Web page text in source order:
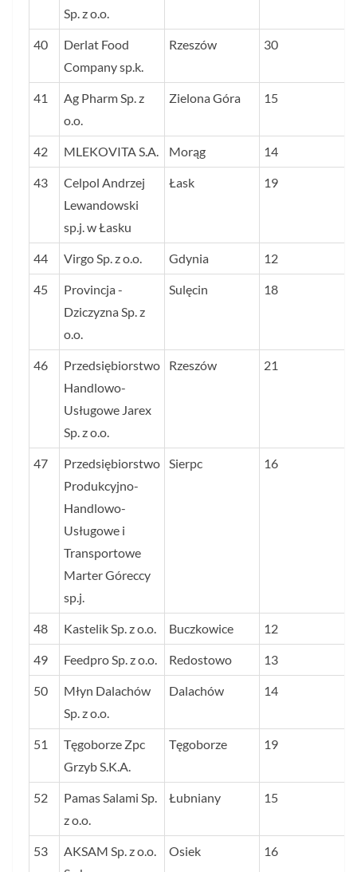
Sp. z o.o.
40
Derlat Food
Company sp.k.
Rzeszów 30
41
Ag Pharm Sp. z
o.o.
Zielona Góra 15
42 MLEKOVITA S.A. Morąg 14
43
Celpol Andrzej
Lewandowski
sp.j. w Łasku
Łask 19
44 Virgo Sp. z o.o. Gdynia 12
45
Provincja -
Dziczyzna Sp. z
o.o.
Sulęcin 18
46
Przedsiębiorstwo
Handlowo-
Usługowe Jarex
Sp. z o.o.
Rzeszów 21
47
Przedsiębiorstwo
Produkcyjno-
Handlowo-
Usługowe i
Transportowe
Marter Góreccy
sp.j.
Sierpc 16
48 Kastelik Sp. z o.o. Buczkowice 12
49 Feedpro Sp. z o.o. Redostowo 13
50
Młyn Dalachów
Sp. z o.o.
Dalachów 14
51
Tęgoborze Zpc
Grzyb S.K.A.
Tęgoborze 19
52
Pamas Salami Sp.
z o.o.
Łubniany 15
53
AKSAM Sp. z o.o.
Osiek 16